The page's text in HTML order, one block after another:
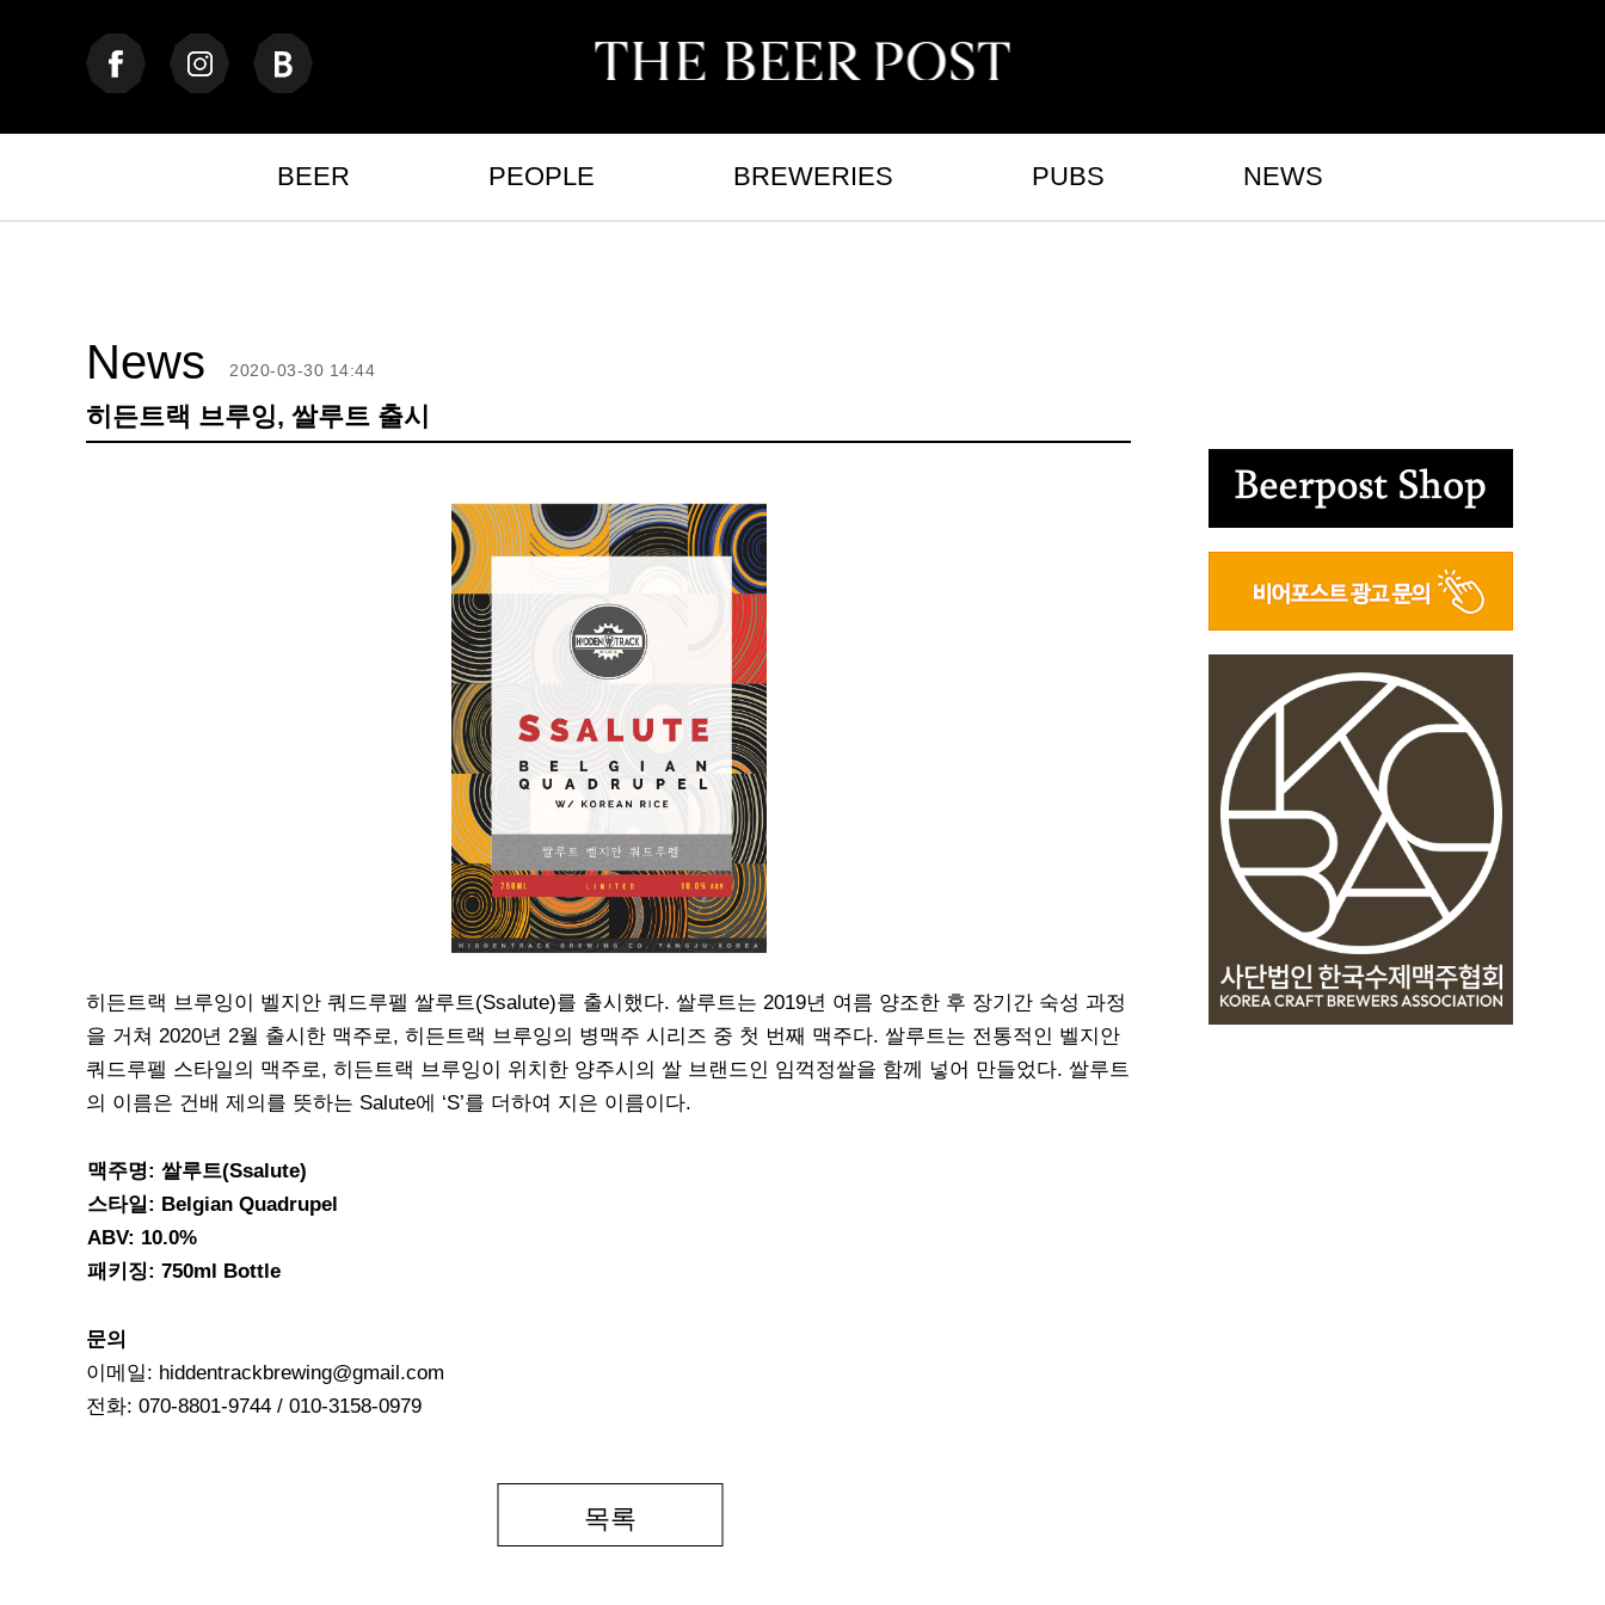
BEER PEOPLE BREWERIES PUBS NEWS
News
히든트랙 브루잉, 쌀루트 출시
2020-03-30 14:44
히든트랙 브루잉이 벨지안 쿼드루펠 쌀루트(Ssalute)를 출시했다. 쌀루트는 2019년 여름 양조한 후 장기간 숙성 과정
을 거쳐 2020년 2월 출시한 맥주로, 히든트랙 브루잉의 병맥주 시리즈 중 첫 번째 맥주다. 쌀루트는 전통적인 벨지안
쿼드루펠 스타일의 맥주로, 히든트랙 브루잉이 위치한 양주시의 쌀 브랜드인 임꺽정쌀을 함께 넣어 만들었다. 쌀루트
의 이름은 건배 제의를 뜻하는 Salute에 ‘S’를 더하여 지은 이름이다.
맥주명: 쌀루트(Ssalute)
스타일: Belgian Quadrupel
ABV: 10.0%
패키징: 750ml Bottle
문의
이메일: hiddentrackbrewing@gmail.com
전화: 070-8801-9744 / 010-3158-0979
목록